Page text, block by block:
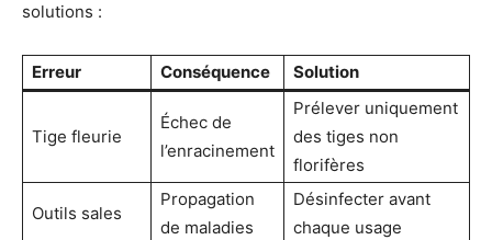
solutions :
Erreur Conséquence Solution
Tige fleurie
Échec de
l’enracinement
Prélever uniquement
des tiges non
florifères
Outils sales
Propagation
de maladies
Désinfecter avant
chaque usage